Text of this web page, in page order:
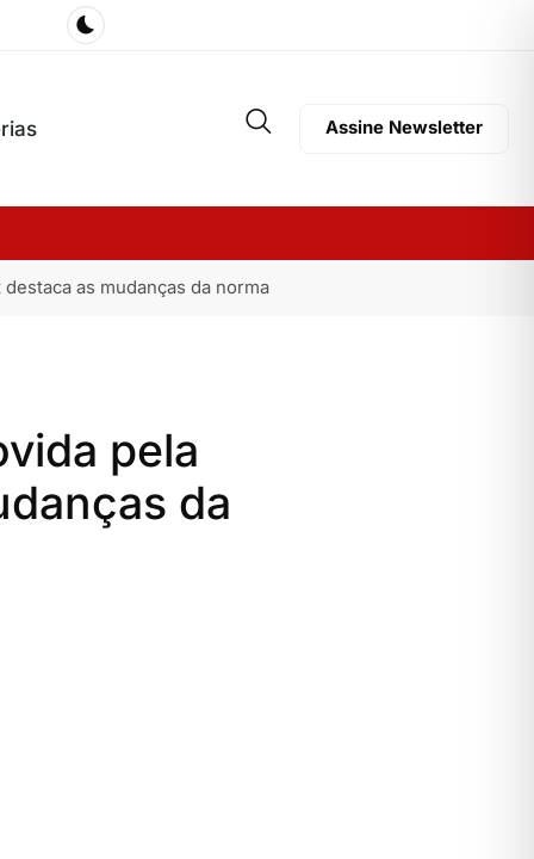
Assine Newsletter
as mudanças da norma
pela
da